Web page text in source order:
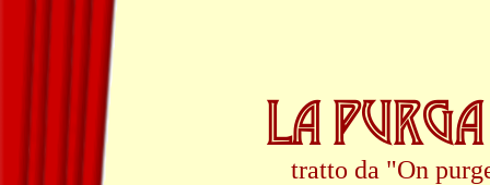
LA
tratto da "On